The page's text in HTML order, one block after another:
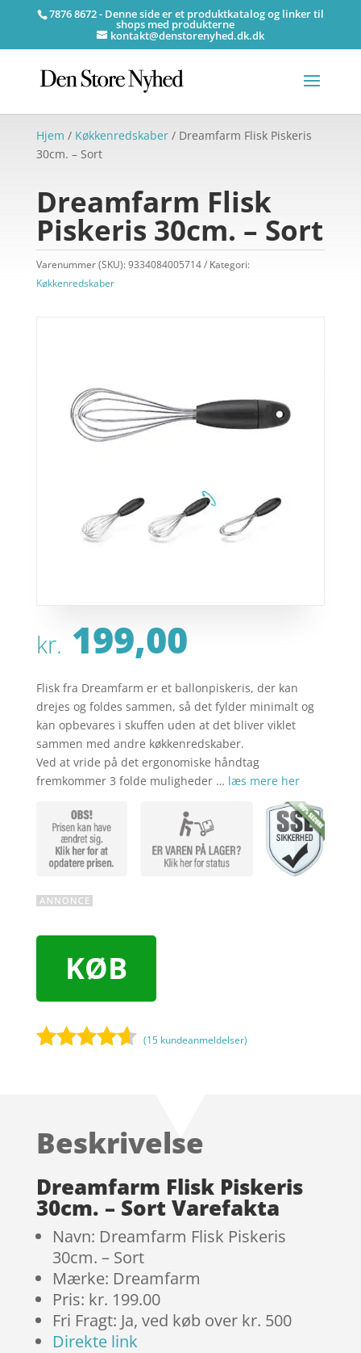
7876 8672 - Denne side er et produktkatalog og linker til
shops med produkterne
kontakt@denstorenyhed.dk.dk
Hjem / Køkkenredskaber/ Dreamfarm Flisk Piskeris
30cm. – Sort
Dreamfarm Flisk
Piskeris 30cm. – Sort
Varenummer (SKU):9334084005714
Kategori:
Køkkenredskaber
kr. 199,00
Flisk fra Dreamfarm er et ballonpiskeris, der kan
drejes og foldes sammen, så det fylder minimalt og
kan opbevares i skuffen uden at det bliver viklet
sammen med andre køkkenredskaber.
Ved at vride på det ergonomiske håndtag
fremkommer 3 folde muligheder … læs mere her
KØB
på
mmelser
(15 kundeanmeldelser)
Beskrivelse
Dreamfarm Flisk Piskeris
30cm. – Sort Varefakta
Navn: Dreamfarm Flisk Piskeris
30cm. – Sort
Mærke: Dreamfarm
Pris: kr. 199.00
Fri Fragt: Ja, ved køb over kr. 500
Direkte link